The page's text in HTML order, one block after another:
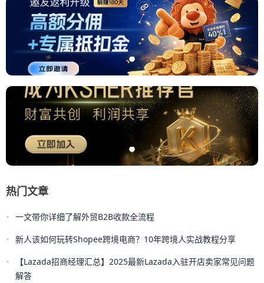
热门文章
• 一文带你详细了解外贸B2B收款全流程
• 新人该如何玩转Shopee跨境电商？10年跨境人实战教程分享
•
【Lazada招商经理汇总】2025最新Lazada入驻开店卖家常见问题
解答